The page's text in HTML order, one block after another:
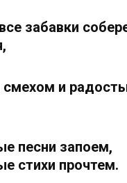
забавки
и
песни запоем,
стихи прочтем.